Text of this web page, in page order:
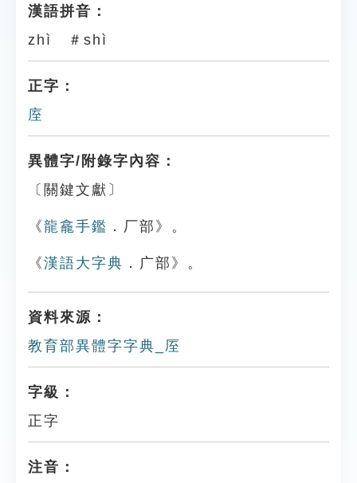
漢語拼音：
zhì ＃shì
正字：
庢
異體字/附錄字內容：
〔關鍵文獻〕
《龍龕手鑑 ．厂部》。
《漢語大字典 ．广部》。
資料來源：
教育部異體字字典_厔
字級：
正字
注音：